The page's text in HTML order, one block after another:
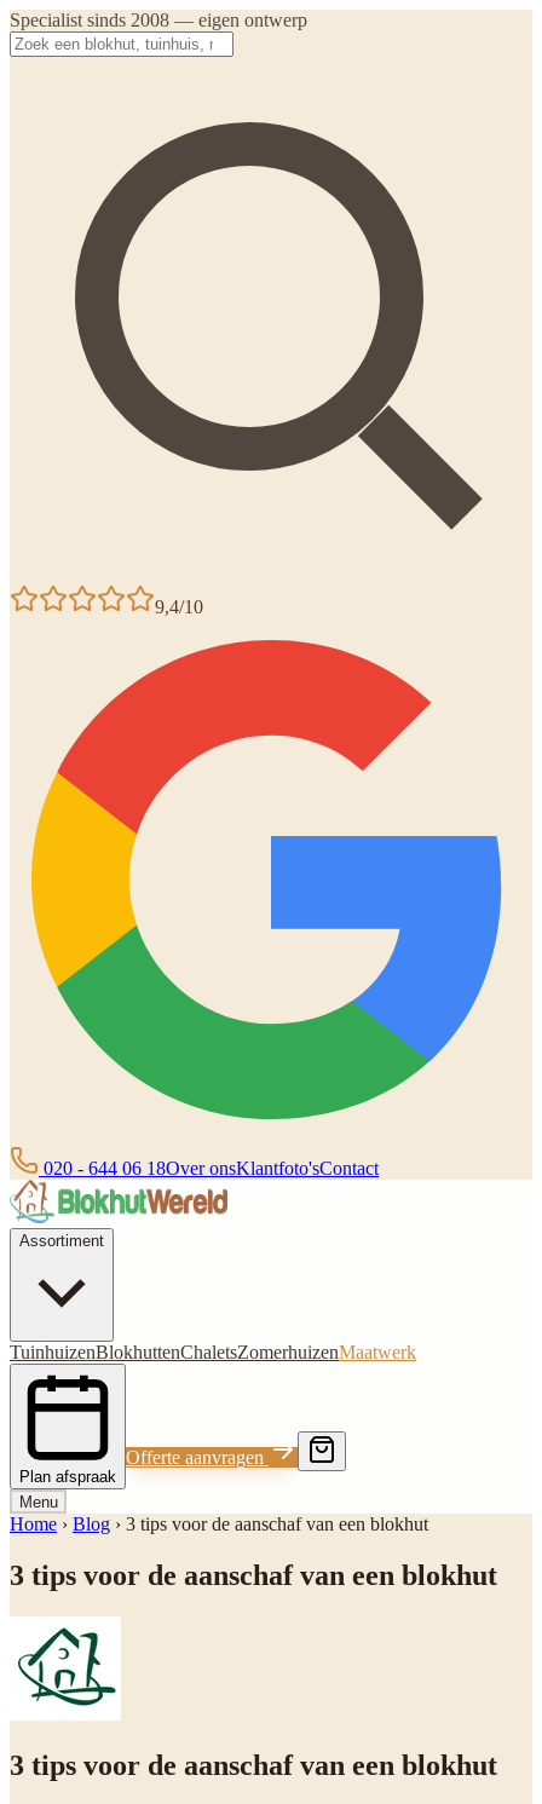
Specialist sinds 2008 — eigen ontwerp
9,4/10
020 - 644 06 18Over onsKlantfoto'sContact
Assortiment
TuinhuizenBlokhuttenChaletsZomerhuizenMaatwerk
Plan afspraak
Offerte aanvragen
Menu
Home › Blog › 3 tips voor de aanschaf van een blokhut
3 tips voor de aanschaf van een blokhut
3 tips voor de aanschaf van een blokhut